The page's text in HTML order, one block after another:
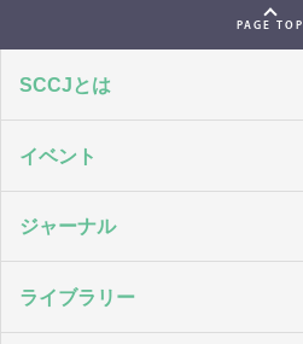
PAGE TOP
SCCJとは
イベント
ジャーナル
ライブラリー